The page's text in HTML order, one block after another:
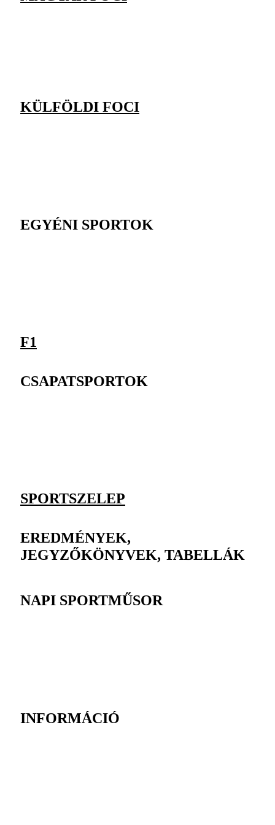
KÜLFÖLDI FOCI
EGYÉNI SPORTOK
F1
CSAPATSPORTOK
SPORTSZELEP
EREDMÉNYEK,
JEGYZŐKÖNYVEK, TABELLÁK
NAPI SPORTMŰSOR
INFORMÁCIÓ